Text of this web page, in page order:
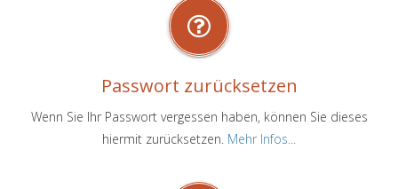
Passwort zurücksetzen
Wenn Sie Ihr Passwort vergessen haben, können Sie dieses
hiermit zurücksetzen. Mehr Infos...